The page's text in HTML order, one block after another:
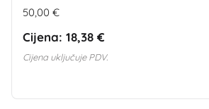
50,00 €
Cijena: 18,38 €
Cijena uključuje PDV.